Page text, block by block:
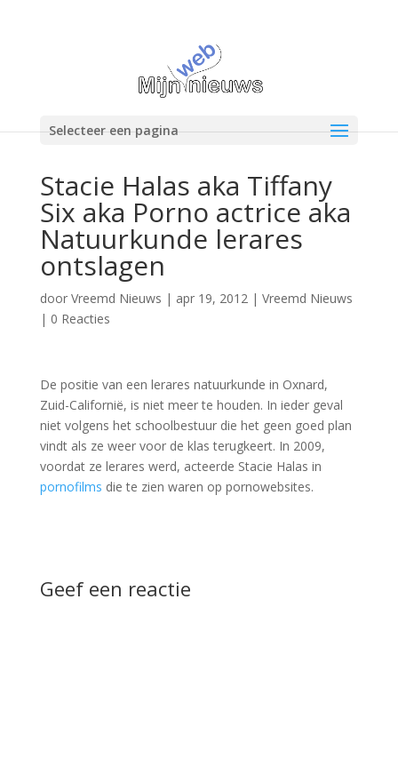
Selecteer een pagina
Stacie Halas aka Tiffany
Six aka Porno actrice aka
Natuurkunde lerares
ontslagen
door Vreemd Nieuws | apr 19, 2012| Vreemd Nieuws
| 0 Reacties
De positie van een lerares natuurkunde in Oxnard,
Zuid-Californië, is niet meer te houden. In ieder geval
niet volgens het schoolbestuur die het geen goed plan
vindt als ze weer voor de klas terugkeert. In 2009,
voordat ze lerares werd, acteerde Stacie Halas in
pornofilms die te zien waren op pornowebsites.
Geef een reactie